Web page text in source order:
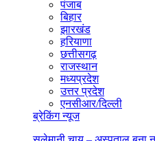
पंजाब
बिहार
झारखंड
हरियाणा
छत्तीसगढ़
राजस्थान
मध्यप्रदेश
उत्तर प्रदेश
एनसीआर/दिल्ली
ब्रेकिंग न्यूज